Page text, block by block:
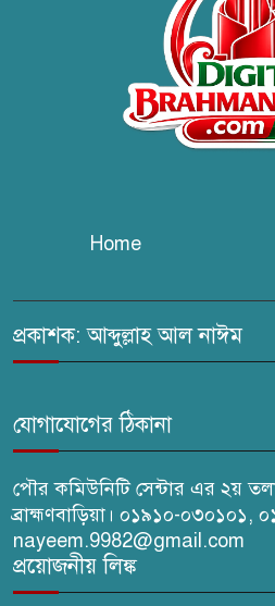
কবি
চুরির
ঢেউ’র
Home
প্রকাশক: আব্দুল্লাহ আল নাঈম
যোগাযোগের ঠিকানা
পৌর কমিউনিটি সেন্টার এর ২য়
ব্রাহ্মণবাড়িয়া। ০১৯১০-০৩০১০১,
nayeem.9982@gmail.com
প্রয়োজনীয় লিঙ্ক